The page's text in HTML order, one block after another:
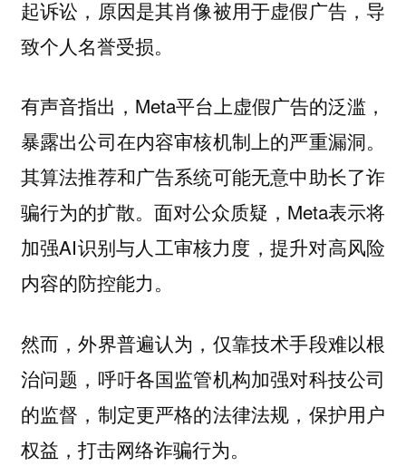
起诉讼，原因是其肖像被用于虚假广告，导
致个人名誉受损。
有声音指出，Meta平台上虚假广告的泛滥，
暴露出公司在内容审核机制上的严重漏洞。
其算法推荐和广告系统可能无意中助长了诈
骗行为的扩散。面对公众质疑，Meta表示将
加强AI识别与人工审核力度，提升对高风险
内容的防控能力。
然而，外界普遍认为，仅靠技术手段难以根
治问题，呼吁各国监管机构加强对科技公司
的监督，制定更严格的法律法规，保护用户
权益，打击网络诈骗行为。